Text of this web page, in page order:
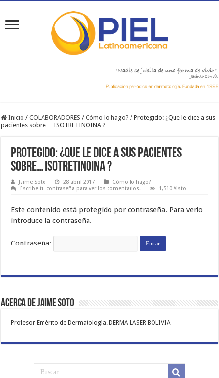
Inicio / COLABORADORES / Cómo lo hago? / Protegido: ¿Que le dice a sus
pacientes sobre… ISOTRETINOINA ?
Protegido: ¿Que le dice a sus pacientes
sobre… ISOTRETINOINA ?
Jaime Soto 28 abril 2017
Cómo lo hago?
Escribe tu contraseña para ver los comentarios.
1,510 Visto
Este contenido está protegido por contraseña. Para verlo
introduce la contraseña.
Contraseña:
Acerca de Jaime Soto
Profesor Emèrito de Dermatologìa. DERMA LASER BOLIVIA